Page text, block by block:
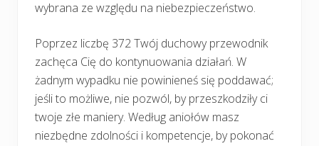
wybrana ze względu na niebezpieczeństwo.
Poprzez liczbę 372 Twój duchowy przewodnik
zachęca Cię do kontynuowania działań. W
żadnym wypadku nie powinieneś się poddawać;
jeśli to możliwe, nie pozwól, by przeszkodziły ci
twoje złe maniery. Według aniołów masz
niezbędne zdolności i kompetencje, by pokonać